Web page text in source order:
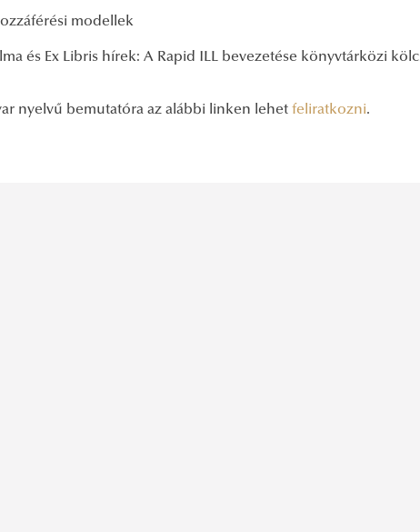
modellek
és Ex Libris hírek: A Rapid ILL bevezetése könyvtárközi
nyelvű bemutatóra az alábbi linken lehet feliratkozni.